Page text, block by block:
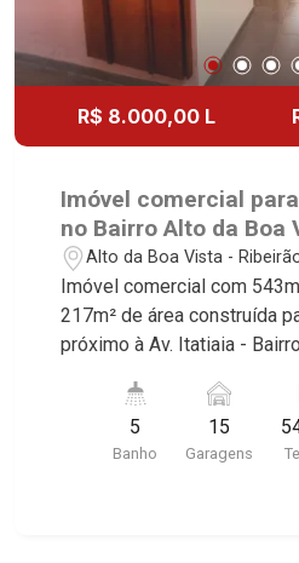
Higienópolis, Sumaré,
Ipê, Jardim Irajá, Royal
Quinta da Primavera,
Jardim Paulista, Jardim
Ribeirânia, Nova Ribeirânia,
Centenário, Recreio das
Maria, San Marco, Vila
Juritis, Jardim dos
Residencial e Industrial. Avenida João Fiúsa,
1051 - Alto da Boa Vista |
R$ 8.000,00 L
Imóvel comercial
no Bairro Alto da Boa
Av. Itatiaia - Ribeirão
Alto da Boa Vista -
Imóvel comercial com
217m² de área construída
próximo à Av. Itatiaia -
deste imóvel que a
selecionou para você: - 543m² de área terreno e
217m² de área construída -
5
Banho
15
Garagens